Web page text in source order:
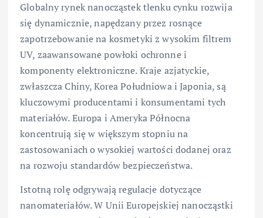
Globalny rynek nanocząstek tlenku cynku rozwija
się dynamicznie, napędzany przez rosnące
zapotrzebowanie na kosmetyki z wysokim filtrem
UV, zaawansowane powłoki ochronne i
komponenty elektroniczne. Kraje azjatyckie,
zwłaszcza Chiny, Korea Południowa i Japonia, są
kluczowymi producentami i konsumentami tych
materiałów. Europa i Ameryka Północna
koncentrują się w większym stopniu na
zastosowaniach o wysokiej wartości dodanej oraz
na rozwoju standardów bezpieczeństwa.
Istotną rolę odgrywają regulacje dotyczące
nanomateriałów. W Unii Europejskiej nanocząstki